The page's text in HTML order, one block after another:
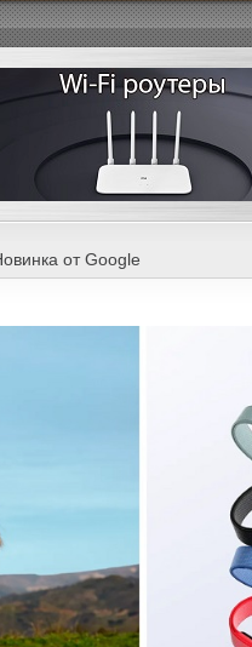
от Google